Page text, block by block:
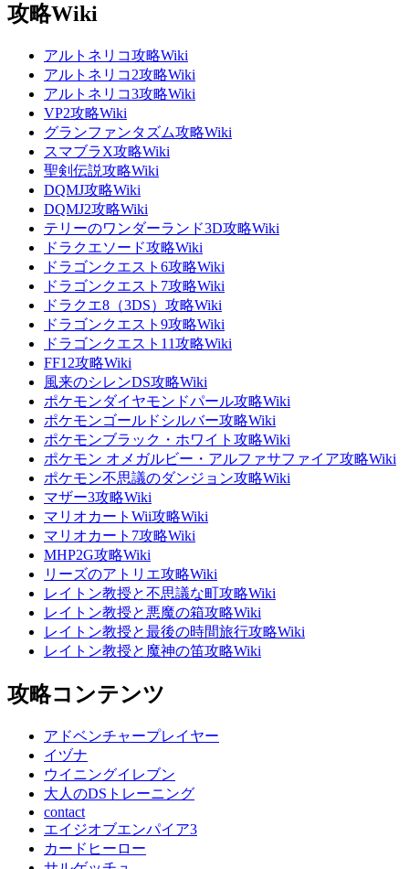
攻略Wiki
アルトネリコ攻略Wiki
アルトネリコ2攻略Wiki
アルトネリコ3攻略Wiki
VP2攻略Wiki
グランファンタズム攻略Wiki
スマブラX攻略Wiki
聖剣伝説攻略Wiki
DQMJ攻略Wiki
DQMJ2攻略Wiki
テリーのワンダーランド3D攻略Wiki
ドラクエソード攻略Wiki
ドラゴンクエスト6攻略Wiki
ドラゴンクエスト7攻略Wiki
ドラクエ8（3DS）攻略Wiki
ドラゴンクエスト9攻略Wiki
ドラゴンクエスト11攻略Wiki
FF12攻略Wiki
風来のシレンDS攻略Wiki
ポケモンダイヤモンドパール攻略Wiki
ポケモンゴールドシルバー攻略Wiki
ポケモンブラック・ホワイト攻略Wiki
ポケモン オメガルビー・アルファサファイア攻略Wiki
ポケモン不思議のダンジョン攻略Wiki
マザー3攻略Wiki
マリオカートWii攻略Wiki
マリオカート7攻略Wiki
MHP2G攻略Wiki
リーズのアトリエ攻略Wiki
レイトン教授と不思議な町攻略Wiki
レイトン教授と悪魔の箱攻略Wiki
レイトン教授と最後の時間旅行攻略Wiki
レイトン教授と魔神の笛攻略Wiki
攻略コンテンツ
アドベンチャープレイヤー
イヅナ
ウイニングイレブン
大人のDSトレーニング
contact
エイジオブエンパイア3
カードヒーロー